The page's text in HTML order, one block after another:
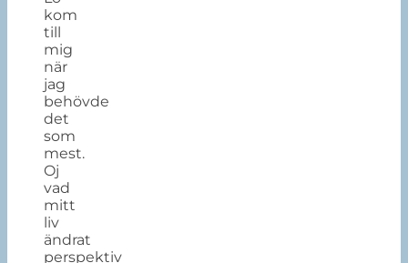
kom
till
mig
när
jag
behövde
det
som
mest.
Oj
vad
mitt
liv
ändrat
perspektiv